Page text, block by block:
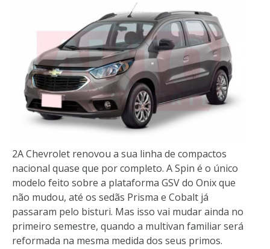
2A Chevrolet renovou a sua linha de compactos
nacional quase que por completo. A Spin é o único
modelo feito sobre a plataforma GSV do Onix que
não mudou, até os sedãs Prisma e Cobalt já
passaram pelo bisturi. Mas isso vai mudar ainda no
primeiro semestre, quando a multivan familiar será
reformada na mesma medida dos seus primos.